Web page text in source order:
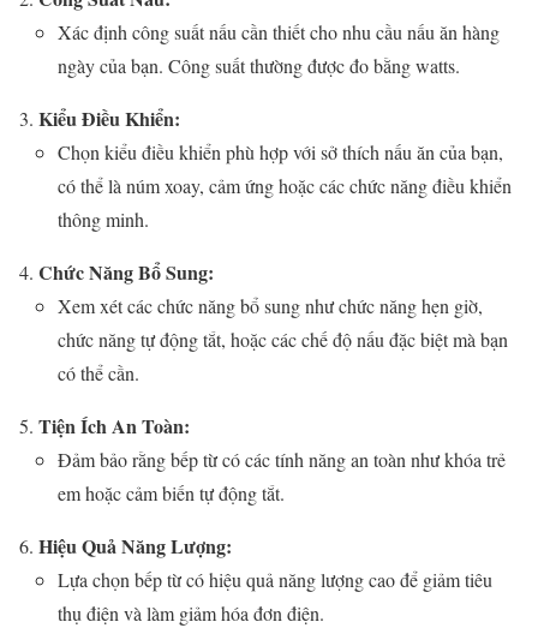
Xác định công suất nấu cần thiết cho nhu cầu nấu ăn hàng
ngày của bạn. Công suất thường được đo bằng watts.
Kiểu Điều Khiển:
Chọn kiểu điều khiển phù hợp với sở thích nấu ăn của bạn,
có thể là núm xoay, cảm ứng hoặc các chức năng điều khiển
thông minh.
Chức Năng Bổ Sung:
Xem xét các chức năng bổ sung như chức năng hẹn giờ,
chức năng tự động tắt, hoặc các chế độ nấu đặc biệt mà bạn
có thể cần.
Tiện Ích An Toàn:
Đảm bảo rằng bếp từ có các tính năng an toàn như khóa trẻ
em hoặc cảm biến tự động tắt.
Hiệu Quả Năng Lượng:
Lựa chọn bếp từ có hiệu quả năng lượng cao để giảm tiêu
thụ điện và làm giảm hóa đơn điện.